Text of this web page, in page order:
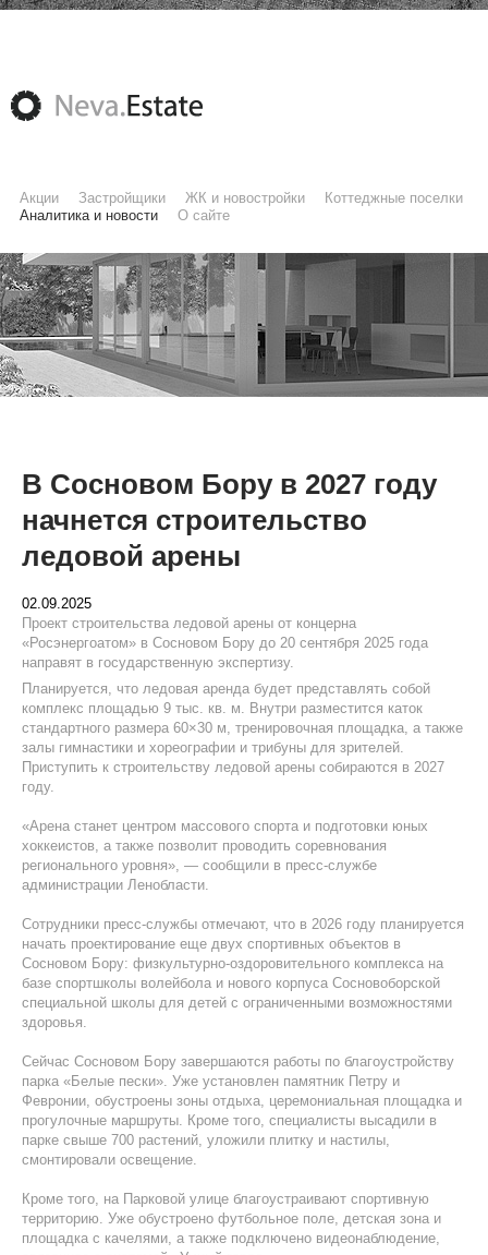
Акции Застройщики ЖК и новостройки
Коттеджные поселки
Аналитика и новости
О сайте
В Сосновом Бору в 2027 году
начнется строительство
ледовой арены
02.09.2025
Проект строительства ледовой арены от концерна
«Росэнергоатом» в Сосновом Бору до 20 сентября 2025 года
направят в государственную экспертизу.
Планируется, что ледовая аренда будет представлять собой
комплекс площадью 9 тыс. кв. м. Внутри разместится каток
стандартного размера 60×30 м, тренировочная площадка, а также
залы гимнастики и хореографии и трибуны для зрителей.
Приступить к строительству ледовой арены собираются в 2027
году.
«Арена станет центром массового спорта и подготовки юных
хоккеистов, а также позволит проводить соревнования
регионального уровня», — сообщили в пресс-службе
администрации Ленобласти.
Сотрудники пресс-службы отмечают, что в 2026 году планируется
начать проектирование еще двух спортивных объектов в
Сосновом Бору: физкультурно-оздоровительного комплекса на
базе спортшколы волейбола и нового корпуса Сосновоборской
специальной школы для детей с ограниченными возможностями
здоровья.
Сейчас Сосновом Бору завершаются работы по благоустройству
парка «Белые пески». Уже установлен памятник Петру и
Февронии, обустроены зоны отдыха, церемониальная площадка и
прогулочные маршруты. Кроме того, специалисты высадили в
парке свыше 700 растений, уложили плитку и настилы,
смонтировали освещение.
Кроме того, на Парковой улице благоустраивают спортивную
территорию. Уже обустроено футбольное поле, детская зона и
площадка с качелями, а также подключено видеонаблюдение,